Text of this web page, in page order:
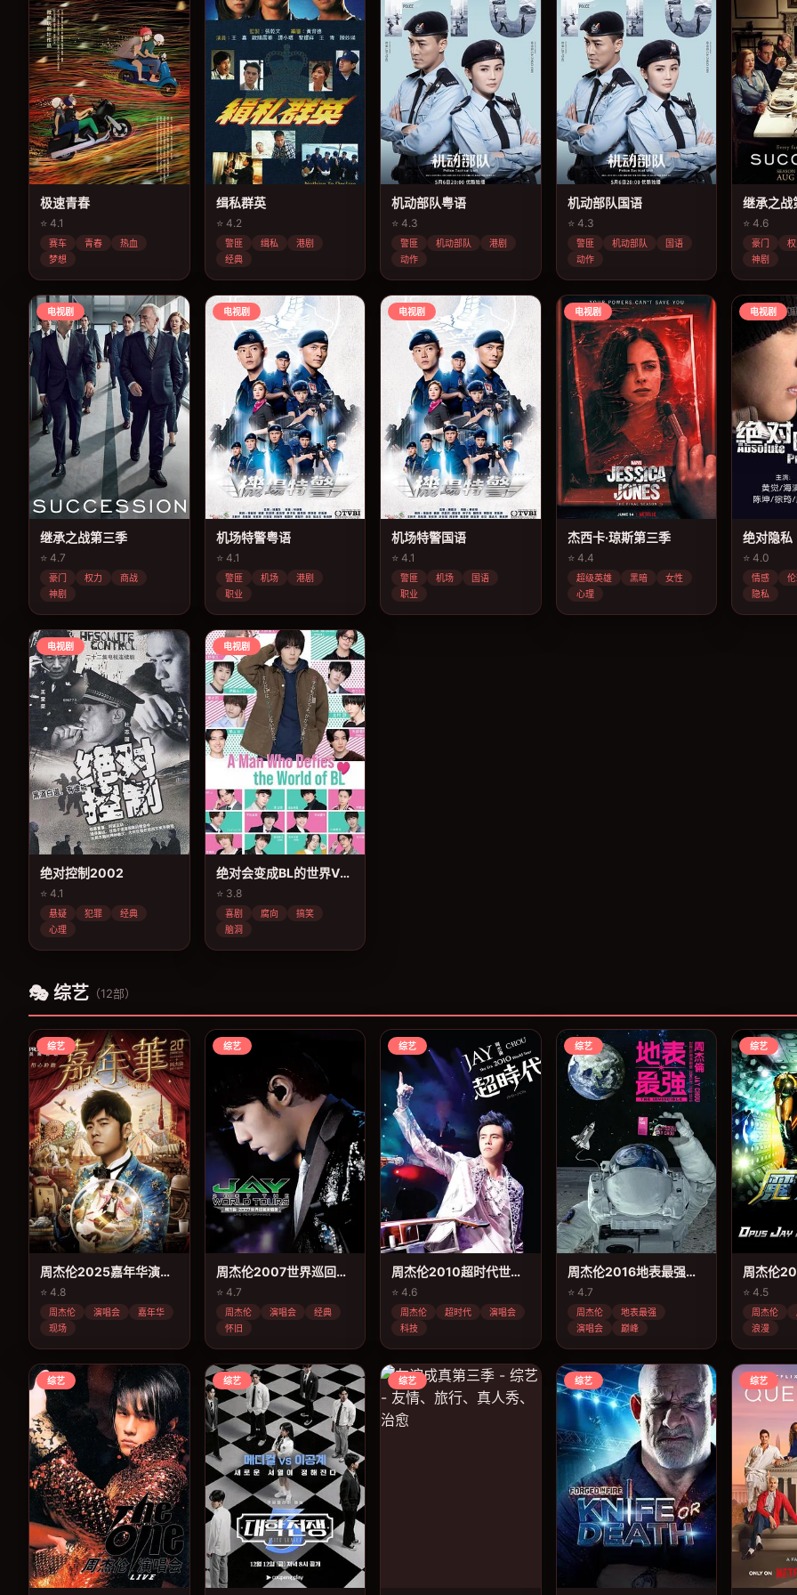
极速青春
⭐ 4.1
赛车 青春
热血
梦想
缉私群英
⭐ 4.2
警匪 缉私
港剧
经典
机动部队粤语
⭐ 4.3
警匪 机动部队
港剧
动作
机动部队国语
⭐ 4.3
警匪 机动部队
国语
动作
继承之战
⭐ 4.6
豪门
神剧
电视剧
继承之战第三季
⭐ 4.7
豪门 权力
商战
神剧
电视剧
机场特警粤语
⭐ 4.1
警匪 机场
港剧
职业
电视剧
机场特警国语
⭐ 4.1
警匪 机场
国语
职业
电视剧
杰西卡·琼斯第三季
⭐ 4.4
超级英雄 黑暗
女性
心理
电视剧
绝对隐私
⭐ 4.0
情感
隐私
电视剧
绝对控制2002
⭐ 4.1
悬疑 犯罪
经典
心理
电视剧
绝对会变成BL的世界VS绝不想变成BL的男人
⭐ 3.8
喜剧 腐向
搞笑
脑洞
🎭 综艺 （12部）
综艺
周杰伦2025嘉年华演唱会南宁站
⭐ 4.8
周杰伦 演唱会
嘉年华
现场
综艺
周杰伦2007世界巡回演唱会
⭐ 4.7
周杰伦 演唱会
经典
怀旧
综艺
周杰伦2010超时代世界巡回演唱会
⭐ 4.6
周杰伦 超时代
演唱会
科技
综艺
周杰伦2016地表最强世界巡回演唱会
⭐ 4.7
周杰伦
地表最强
演唱会
巅峰
综艺
⭐ 4.5
周杰伦
浪漫
综艺 综艺 综艺 综艺 综艺